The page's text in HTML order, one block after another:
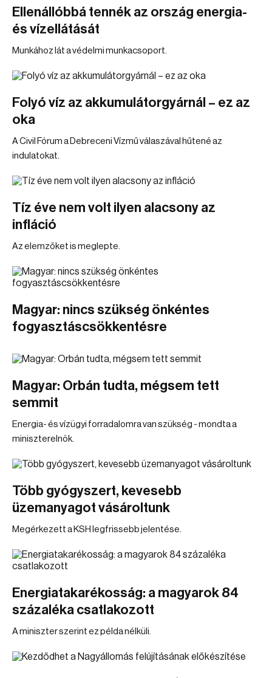
Ellenállóbbá tennék az ország energia-
és vízellátását
Munkához lát a védelmi munkacsoport.
Folyó víz az akkumulátorgyárnál – ez az
oka
A Civil Fórum a Debreceni Vízmű válaszával hűtené az
indulatokat.
Tíz éve nem volt ilyen alacsony az
infláció
Az elemzőket is meglepte.
Magyar: nincs szükség önkéntes
fogyasztáscsökkentésre
Magyar: Orbán tudta, mégsem tett
semmit
Energia- és vízügyi forradalomra van szükség - mondta a
miniszterelnök.
Több gyógyszert, kevesebb
üzemanyagot vásároltunk
Megérkezett a KSH legfrissebb jelentése.
Energiatakarékosság: a magyarok 84
százaléka csatlakozott
A miniszter szerint ez példa nélküli.